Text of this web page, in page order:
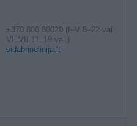
+370 800 80020 (I–V 8–22 val.,
VI–VII 11–19 val.)
sidabrinelinija.lt